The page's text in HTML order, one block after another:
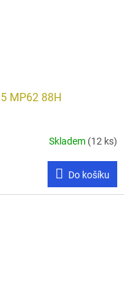
MP62 88H
Skladem (12 ks)
Do košíku